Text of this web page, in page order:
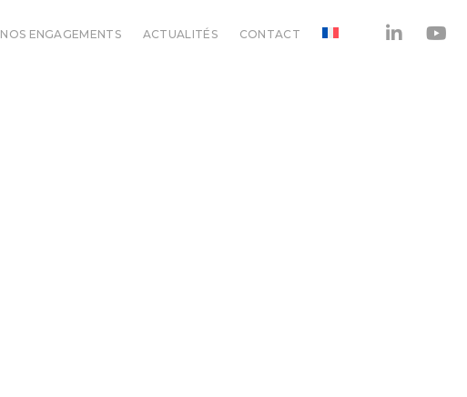
NOS ENGAGEMENTS ACTUALITÉS CONTACT